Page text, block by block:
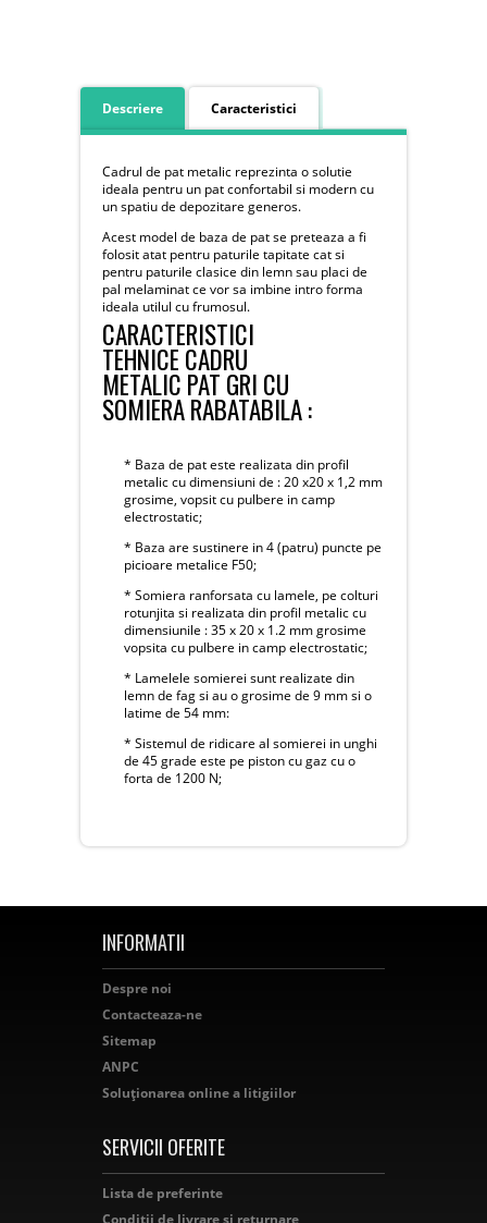
Descriere Caracteristici
Cadrul de pat metalic reprezinta o solutie
ideala pentru un pat confortabil si modern cu
un spatiu de depozitare generos.
Acest model de baza de pat se preteaza a fi
folosit atat pentru paturile tapitate cat si
pentru paturile clasice din lemn sau placi de
pal melaminat ce vor sa imbine intro forma
ideala utilul cu frumosul.
CARACTERISTICI
TEHNICE CADRU
METALIC PAT GRI CU
SOMIERA RABATABILA :
* Baza de pat este realizata din profil
metalic cu dimensiuni de : 20 x20 x 1,2 mm
grosime, vopsit cu pulbere in camp
electrostatic;
* Baza are sustinere in 4 (patru) puncte pe
picioare metalice F50;
* Somiera ranforsata cu lamele, pe colturi
rotunjita si realizata din profil metalic cu
dimensiunile : 35 x 20 x 1.2 mm grosime
vopsita cu pulbere in camp electrostatic;
* Lamelele somierei sunt realizate din
lemn de fag si au o grosime de 9 mm si o
latime de 54 mm:
* Sistemul de ridicare al somierei in unghi
de 45 grade este pe piston cu gaz cu o
forta de 1200 N;
INFORMATII
Despre noi
Contacteaza-ne
Sitemap
ANPC
Soluționarea online a litigiilor
SERVICII OFERITE
Lista de preferinte
Conditii de livrare si returnare